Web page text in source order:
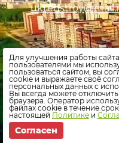
Внести
Политика
Для улучшения работы
пользователями мы
пользоваться сайтом, вы
cookie и выражаете своё
персональных данных с
Вы всегда можете
браузера. Оператор
файлах cookie в течение
настоящей Политике и
Согласен